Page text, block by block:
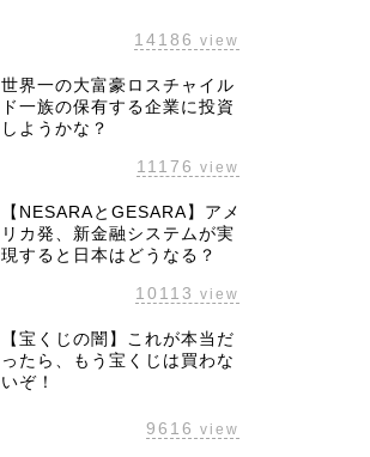
14186 view
世界一の大富豪ロスチャイル
ド一族の保有する企業に投資
しようかな？
11176 view
【NESARAとGESARA】アメ
リカ発、新金融システムが実
現すると日本はどうなる？
10113 view
【宝くじの闇】これが本当だ
ったら、もう宝くじは買わな
いぞ！
9616 view